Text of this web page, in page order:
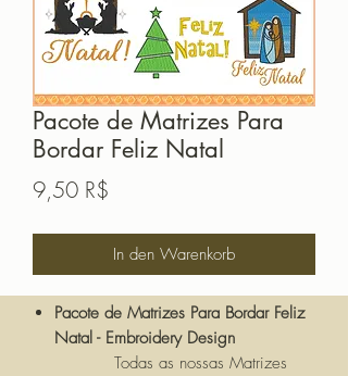
Pacote de Matrizes Para
Bordar Feliz Natal
9,50 R$
In den Warenkorb
Pacote de Matrizes Para Bordar Feliz
Natal - Embroidery Design
Todas as nossas Matrizes